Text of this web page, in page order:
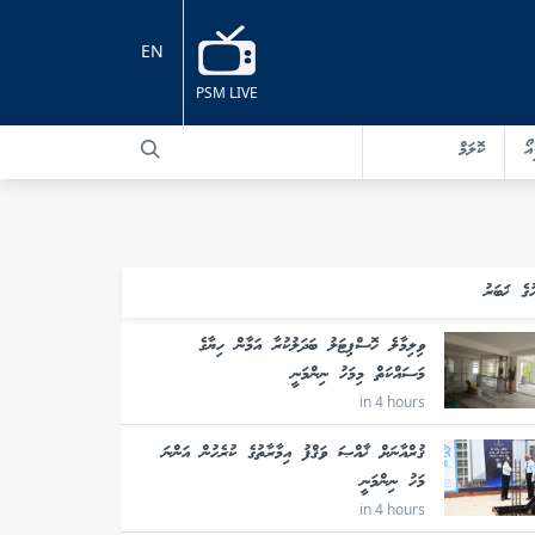
PSM LIVE
EN
ކޮލަމް
ޚަބަރު
ވިލިމާލެ ހޮސްޕިޓަލު ބަދަލުކުރާ އަމާން ހިޔާގެ
މަސައްކަތް މިމަހު ނިންމަނީ
in 4 hours
ޤުރްއާނަށް ޚާއްޞަ ވަޤްފު އިމާރާތުގެ ކުރެހުން އަންނަ
މަހު ނިންމަނީ
in 4 hours